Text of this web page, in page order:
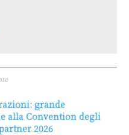
grande
alla Convention degli
2026